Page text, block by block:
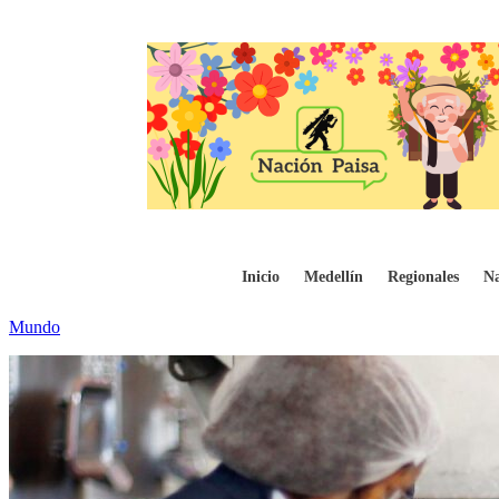
Inicio Medellín Regionales
Un tercio de las mujeres en
Mundo